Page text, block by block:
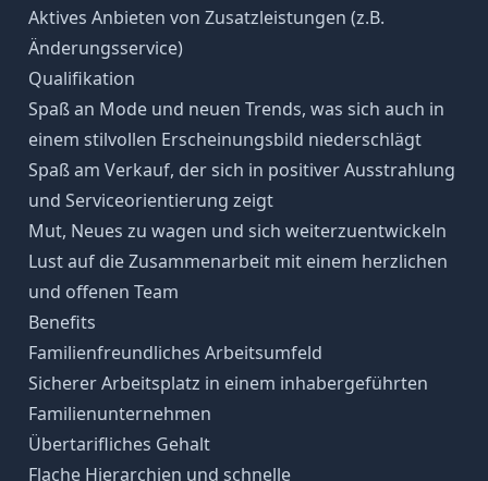
Aktives Anbieten von Zusatzleistungen (z.B.
Änderungsservice)
Qualifikation
Spaß an Mode und neuen Trends, was sich auch in
einem stilvollen Erscheinungsbild niederschlägt
Spaß am Verkauf, der sich in positiver Ausstrahlung
und Serviceorientierung zeigt
Mut, Neues zu wagen und sich weiterzuentwickeln
Lust auf die Zusammenarbeit mit einem herzlichen
und offenen Team
Benefits
Familienfreundliches Arbeitsumfeld
Sicherer Arbeitsplatz in einem inhabergeführten
Familienunternehmen
Übertarifliches Gehalt
Flache Hierarchien und schnelle